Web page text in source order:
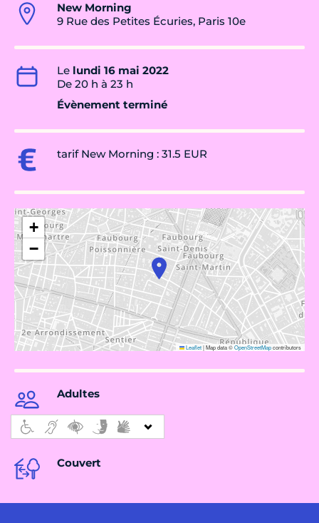
New Morning
9 Rue des Petites Écuries, Paris 10e
Le lundi 16 mai 2022
De 20 h à 23 h
Évènement terminé
tarif New Morning : 31.5 EUR
+
−
Leaflet|Map data ©OpenStreetMapcontributors
Adultes
Couvert